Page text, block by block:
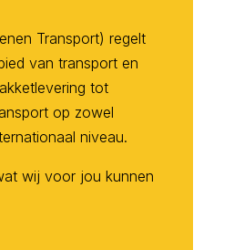
Transport) regelt
van transport en
tot
op zowel
niveau.
wij voor jou kunnen